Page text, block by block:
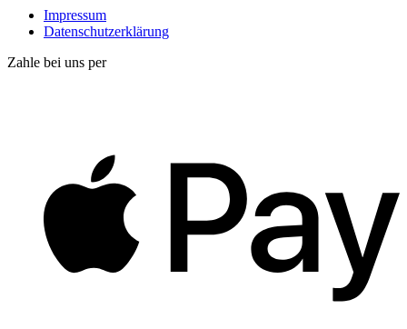
Impressum
Datenschutzerklärung
Zahle bei uns per